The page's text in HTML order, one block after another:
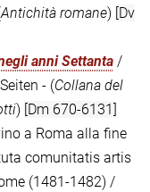
Antichità romane) [Dv
anni Settanta /
- (Collana del
) [Dm 670-6131]
a Roma alla fine
comunitatis artis
(1481-1482) /